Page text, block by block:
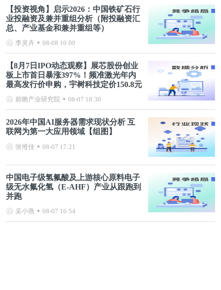
【投资视角】启示2026：中国铁矿石行
业投融资及兼并重组分析（附投融资汇
总、产业基金和兼并重组等）
李灵卉 08-08 10:00
【8月7日IPO动态观察】展芯股份创业
板上市首日暴涨397%！频准激光年内
最高发行价申购，宇树科技定价150.8元
前瞻产业研究院 08-07 18:30
2026年中国AI服务器需求现状分析 互
联网为第一大应用领域【组图】
张维佳 08-07 17:21
中国电子级氢氟酸及上游核心原料电子
级无水氟化氢（E-AHF）产业从跟跑到
并跑
吴小燕 08-07 16:54